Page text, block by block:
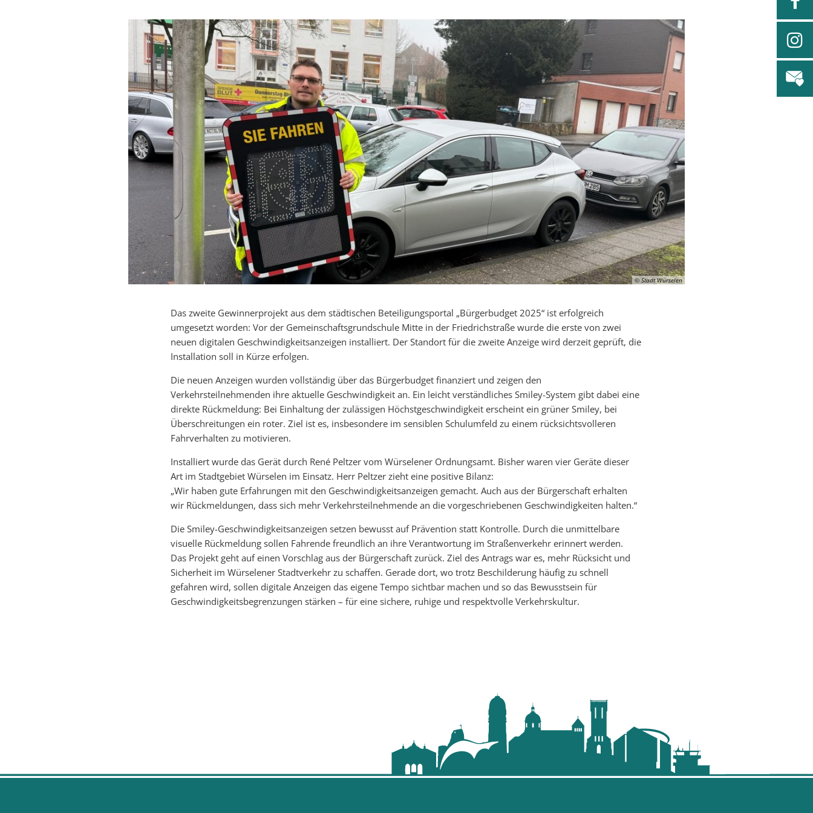
© Stadt Würselen
Das zweite Gewinnerprojekt aus dem städtischen Beteiligungsportal „Bürgerbudget 2025“ ist erfolgreich
umgesetzt worden: Vor der Gemeinschaftsgrundschule Mitte in der Friedrichstraße wurde die erste von zwei
neuen digitalen Geschwindigkeitsanzeigen installiert. Der Standort für die zweite Anzeige wird derzeit geprüft, die
Installation soll in Kürze erfolgen.
Die neuen Anzeigen wurden vollständig über das Bürgerbudget finanziert und zeigen den
Verkehrsteilnehmenden ihre aktuelle Geschwindigkeit an. Ein leicht verständliches Smiley-System gibt dabei eine
direkte Rückmeldung: Bei Einhaltung der zulässigen Höchstgeschwindigkeit erscheint ein grüner Smiley, bei
Überschreitungen ein roter. Ziel ist es, insbesondere im sensiblen Schulumfeld zu einem rücksichtsvolleren
Fahrverhalten zu motivieren.
Installiert wurde das Gerät durch René Peltzer vom Würselener Ordnungsamt. Bisher waren vier Geräte dieser
Art im Stadtgebiet Würselen im Einsatz. Herr Peltzer zieht eine positive Bilanz:
„Wir haben gute Erfahrungen mit den Geschwindigkeitsanzeigen gemacht. Auch aus der Bürgerschaft erhalten
wir Rückmeldungen, dass sich mehr Verkehrsteilnehmende an die vorgeschriebenen Geschwindigkeiten halten.“
Die Smiley-Geschwindigkeitsanzeigen setzen bewusst auf Prävention statt Kontrolle. Durch die unmittelbare
visuelle Rückmeldung sollen Fahrende freundlich an ihre Verantwortung im Straßenverkehr erinnert werden.
Das Projekt geht auf einen Vorschlag aus der Bürgerschaft zurück. Ziel des Antrags war es, mehr Rücksicht und
Sicherheit im Würselener Stadtverkehr zu schaffen. Gerade dort, wo trotz Beschilderung häufig zu schnell
gefahren wird, sollen digitale Anzeigen das eigene Tempo sichtbar machen und so das Bewusstsein für
Geschwindigkeitsbegrenzungen stärken – für eine sichere, ruhige und respektvolle Verkehrskultur.